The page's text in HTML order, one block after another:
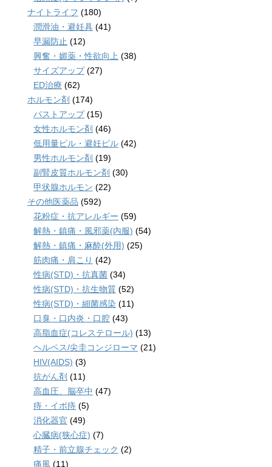
ナイトライフ (180)
潤滑油・避妊具 (41)
早漏防止 (12)
興奮・媚薬・性欲向上 (38)
サイズアップ(27)
ED治療 (62)
ホルモン剤 (174)
バストアップ(15)
女性ホルモン剤 (46)
低用量ピル・避妊ピル (42)
男性ホルモン剤 (19)
副腎皮質ホルモン剤 (30)
甲状腺ホルモン (22)
その他医薬品 (592)
花粉症・抗アレルギー (59)
解熱・鎮痛・風邪薬(内服) (54)
解熱・鎮痛・麻酔(外用) (25)
筋肉痛・肩こり (42)
性病(STD)・抗真菌 (34)
性病(STD)・抗生物質 (52)
性病(STD)・細菌感染 (11)
口臭・口内炎・口腔 (43)
高脂血症(コレステロール) (13)
ヘルペス/尖圭コンジローマ (21)
HIV(AIDS) (3)
抗がん剤 (11)
高血圧、脳卒中 (47)
痔・イボ痔 (5)
消化器官 (49)
心臓病(狭心症) (7)
精子・前立腺チェック (2)
痛風 (11)